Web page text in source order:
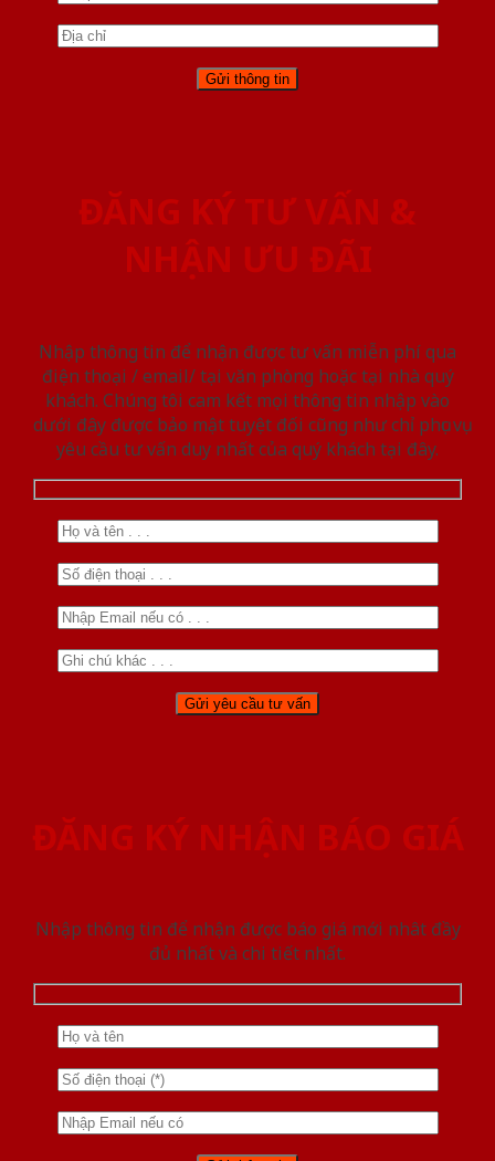
ĐĂNG KÝ TƯ VẤN &
NHẬN ƯU ĐÃI
Nhập thông tin để nhận được tư vấn miễn phí qua
điện thoại / email/ tại văn phòng hoặc tại nhà quý
khách. Chúng tôi cam kết mọi thông tin nhập vào
dưới đây được bảo mật tuyệt đối cũng như chỉ phục vụ
yêu cầu tư vấn duy nhất của quý khách tại đây.
ĐĂNG KÝ NHẬN BÁO GIÁ
Nhập thông tin để nhận được báo giá mới nhât đầy
đủ nhất và chi tiết nhất.